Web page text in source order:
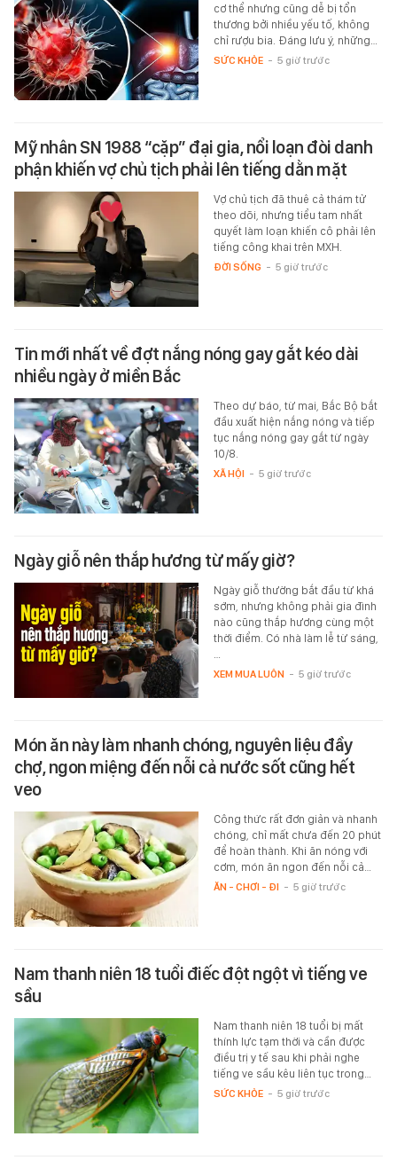
cơ thể nhưng cũng dễ bị tổn
thương bởi nhiều yếu tố, không
chỉ rượu bia. Đáng lưu ý, những…
SỨC KHỎE - 5 giờ trước
Mỹ nhân SN 1988 “cặp” đại gia, nổi loạn đòi danh
phận khiến vợ chủ tịch phải lên tiếng dằn mặt
Vợ chủ tịch đã thuê cả thám tử
theo dõi, nhưng tiểu tam nhất
quyết làm loạn khiến cô phải lên
tiếng công khai trên MXH.
ĐỜI SỐNG - 5 giờ trước
Tin mới nhất về đợt nắng nóng gay gắt kéo dài
nhiều ngày ở miền Bắc
Theo dự báo, từ mai, Bắc Bộ bắt
đầu xuất hiện nắng nóng và tiếp
tục nắng nóng gay gắt từ ngày
10/8.
XÃ HỘI - 5 giờ trước
Ngày giỗ nên thắp hương từ mấy giờ?
Ngày giỗ thường bắt đầu từ khá
sớm, nhưng không phải gia đình
nào cũng thắp hương cùng một
thời điểm. Có nhà làm lễ từ sáng,
XEM MUA LUÔN - 5 giờ trước
Món ăn này làm nhanh chóng, nguyên liệu đầy
chợ, ngon miệng đến nỗi cả nước sốt cũng hết
veo
Công thức rất đơn giản và nhanh
chóng, chỉ mất chưa đến 20 phút
để hoàn thành. Khi ăn nóng với
cơm, món ăn ngon đến nỗi cả…
ĂN - CHƠI - ĐI - 5 giờ trước
Nam thanh niên 18 tuổi điếc đột ngột vì tiếng ve
sầu
Nam thanh niên 18 tuổi bị mất
thính lực tạm thời và cần được
điều trị y tế sau khi phải nghe
tiếng ve sầu kêu liên tục trong…
SỨC KHỎE - 5 giờ trước